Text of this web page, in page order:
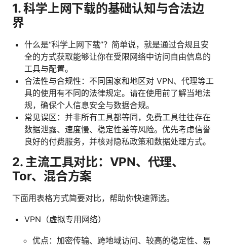
1. 科学上网下载的基础认知与合法边
界
什么是“科学上网下载”？简单说，就是通过合规且安
全的方式获取能够让你在受限网络中访问自由信息的
工具与配置。
合法性与合规性：不同国家和地区对 VPN、代理等工
具的使用有不同的法律规定。请在使用前了解当地法
规，确保个人信息安全与数据合规。
常见误区：并非所有工具都等同，免费工具往往存在
数据泄露、速度慢、稳定性差等风险。优先考虑信誉
良好的付费服务，并核对隐私政策和数据处理方式。
2. 主流工具对比：VPN、代理、
Tor、混合方案
下面用表格方式简要对比，帮助你快速筛选。
VPN（虚拟专用网络）
优点：加密传输、跨地域访问、较高的稳定性、易